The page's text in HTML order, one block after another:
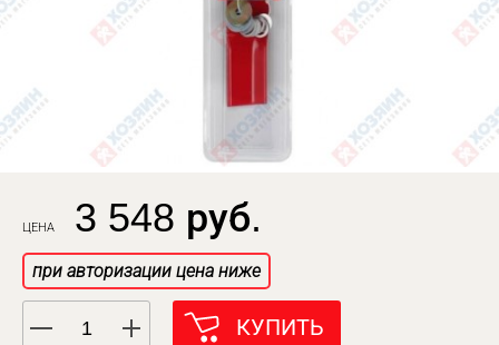
ЦЕНА 3 548 руб.
при авторизации цена ниже
КУПИТЬ